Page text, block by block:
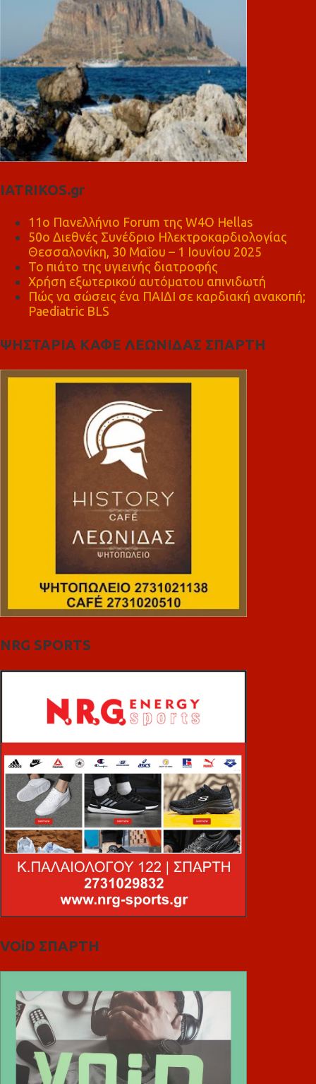
IATRIKOS.gr
11ο Πανελλήνιο Forum της W4O Hellas
50ο Διεθνές Συνέδριο Ηλεκτροκαρδιολογίας
Θεσσαλονίκη, 30 Μαΐου – 1 Ιουνίου 2025
Το πιάτο της υγιεινής διατροφής
Χρήση εξωτερικού αυτόματου απινιδωτή
Πώς να σώσεις ένα ΠΑΙΔΙ σε καρδιακή ανακοπή;
Paediatric BLS
ΨΗΣΤΑΡΙΑ ΚΑΦΕ ΛΕΩΝΙΔΑΣ ΣΠΑΡΤΗ
NRG SPORTS
VOiD ΣΠΑΡΤΗ